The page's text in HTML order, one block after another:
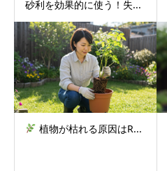
砂利を効果的に使う！失...
植物が枯れる原因はR...